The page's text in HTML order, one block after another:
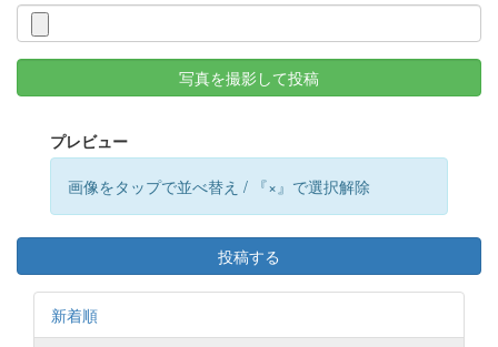
写真を撮影して投稿
プレビュー
画像をタップで並べ替え / 『×』で選択解除
投稿する
新着順